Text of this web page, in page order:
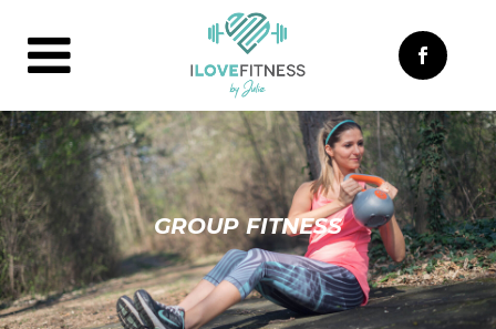
GROUP FITNESS